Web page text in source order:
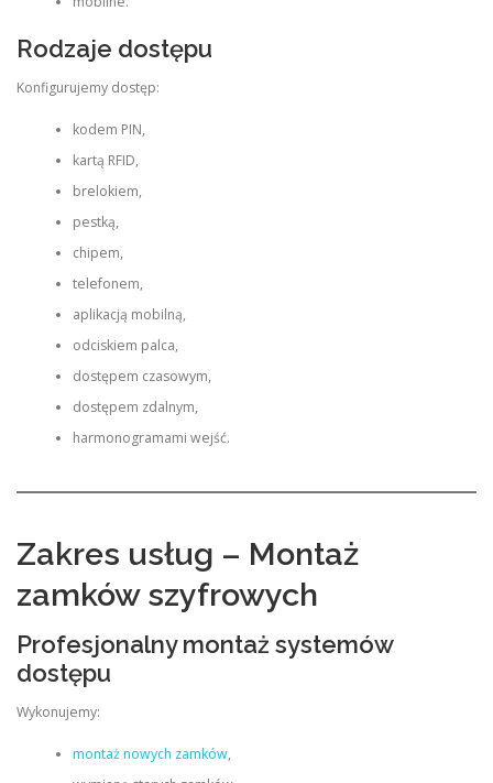
Rodzaje dostępu
Konfigurujemy dostęp:
kodem PIN,
kartą RFID,
brelokiem,
pestką,
chipem,
telefonem,
aplikacją mobilną,
odciskiem palca,
dostępem czasowym,
dostępem zdalnym,
harmonogramami wejść.
Zakres usług – Montaż
zamków szyfrowych
Profesjonalny montaż systemów
dostępu
Wykonujemy:
montaż nowych zamków,